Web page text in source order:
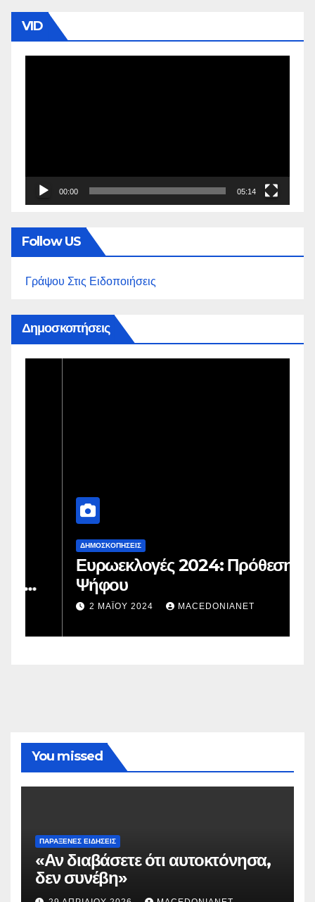
VID
00:00 05:14
Follow US
Γράψου Στις Ειδοποιήσεις
Δημοσκοπήσεις
ΔΗΜΟΣΚΟΠΉΣΕΙΣ
Ευρωεκλογές 2024: Πρόθεση
Ψήφου
2 ΜΑΪ́ΟΥ 2024 MACEDONIANET
You missed
ΠΑΡΆΞΕΝΕΣ ΕΙΔΉΣΕΙΣ
«Αν διαβάσετε ότι αυτοκτόνησα,
δεν συνέβη»